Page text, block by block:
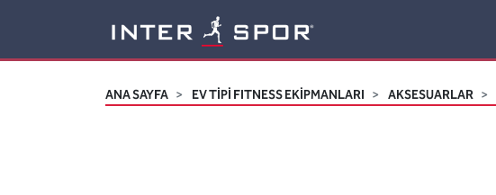
ANA SAYFA EV TİPİ FITNESS EKİPMANLARI AKSESUARLAR